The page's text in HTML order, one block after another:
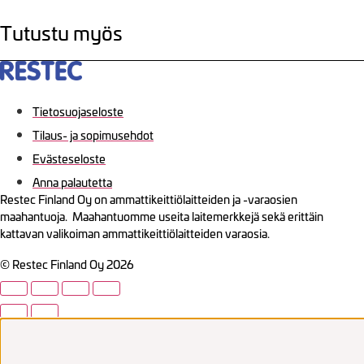
Tutustu myös
Tietosuojaseloste
Tilaus- ja sopimusehdot
Evästeseloste
Anna palautetta
Restec Finland Oy on ammattikeittiölaitteiden ja -varaosien
maahantuoja. Maahantuomme useita laitemerkkejä sekä erittäin
kattavan valikoiman ammattikeittiölaitteiden varaosia.
© Restec Finland Oy 2026